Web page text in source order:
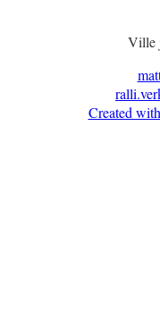
Ville
Created